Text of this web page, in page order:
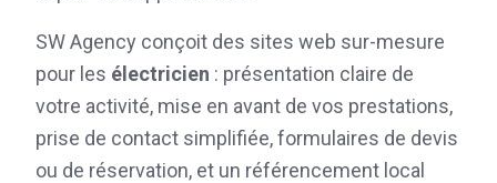
SW Agency conçoit des sites web sur-mesure
pour les électricien : présentation claire de
votre activité, mise en avant de vos prestations,
prise de contact simplifiée, formulaires de devis
ou de réservation, et un référencement local